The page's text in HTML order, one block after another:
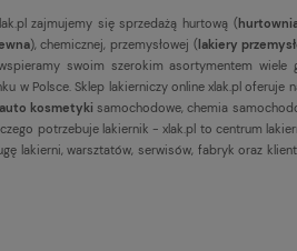
zajmujemy się sprzedażą hurtową (
), chemicznej, przemysłowej (lakiery
swoim szerokim asortymentem wiele
w Polsce. Sklep lakierniczy online xlak.pl oferuje
auto kosmetyki samochodowe, chemia
potrzebuje lakiernik - xlak.pl to centrum
lakierni, warsztatów, serwisów, fabryk oraz